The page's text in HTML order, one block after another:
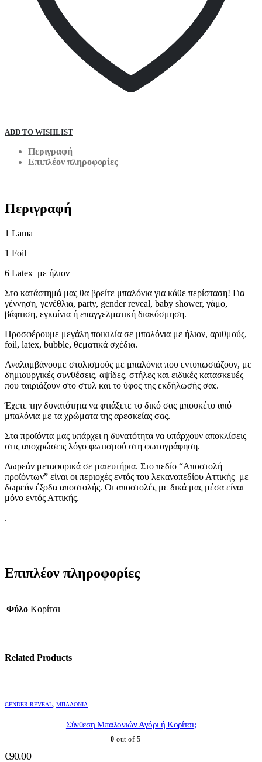
ADD TO WISHLIST
Περιγραφή
Επιπλέον πληροφορίες
Περιγραφή
1 Lama
1 Foil
6 Latex με ήλιον
Στο κατάστημά μας θα βρείτε μπαλόνια για κάθε περίσταση! Για
γέννηση, γενέθλια, party, gender reveal, baby shower, γάμο,
βάφτιση, εγκαίνια ή επαγγελματική διακόσμηση.
Προσφέρουμε μεγάλη ποικιλία σε μπαλόνια με ήλιον, αριθμούς,
foil, latex, bubble, θεματικά σχέδια.
Αναλαμβάνουμε στολισμούς με μπαλόνια που εντυπωσιάζουν, με
δημιουργικές συνθέσεις, αψίδες, στήλες και ειδικές κατασκευές
που ταιριάζουν στο στυλ και το ύφος της εκδήλωσής σας.
Έχετε την δυνατότητα να φτιάξετε το δικό σας μπουκέτο από
μπαλόνια με τα χρώματα της αρεσκείας σας.
Στα προϊόντα μας υπάρχει η δυνατότητα να υπάρχουν αποκλίσεις
στις αποχρώσεις λόγο φωτισμού στη φωτογράφηση.
Δωρεάν μεταφορικά σε μαιευτήρια. Στο πεδίο “Αποστολή
προϊόντων” είναι οι περιοχές εντός του λεκανοπεδίου Αττικής με
δωρεάν έξοδα αποστολής. Οι αποστολές με δικά μας μέσα είναι
μόνο εντός Αττικής.
.
Επιπλέον πληροφορίες
Φύλο Κορίτσι
Related Products
GENDER REVEAL ΜΠΑΛΌΝΙΑ
Σύνθεση Μπαλονιών Αγόρι ή Κορίτσι;
0 out of 5
€90.00